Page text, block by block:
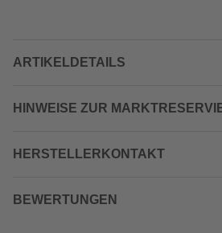
ARTIKELDETAILS
HINWEISE ZUR
HERSTELLERKONTAKT
BEWERTUNGEN